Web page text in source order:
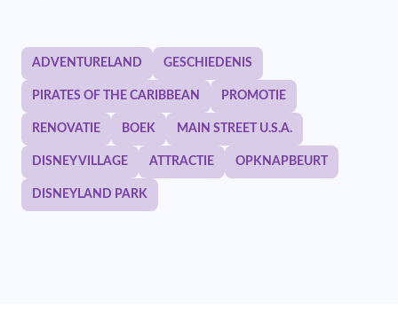
ADVENTURELAND GESCHIEDENIS
PIRATES OF THE CARIBBEAN PROMOTIE
RENOVATIE BOEK MAIN STREET U.S.A.
DISNEY VILLAGE ATTRACTIE OPKNAPBEURT
DISNEYLAND PARK